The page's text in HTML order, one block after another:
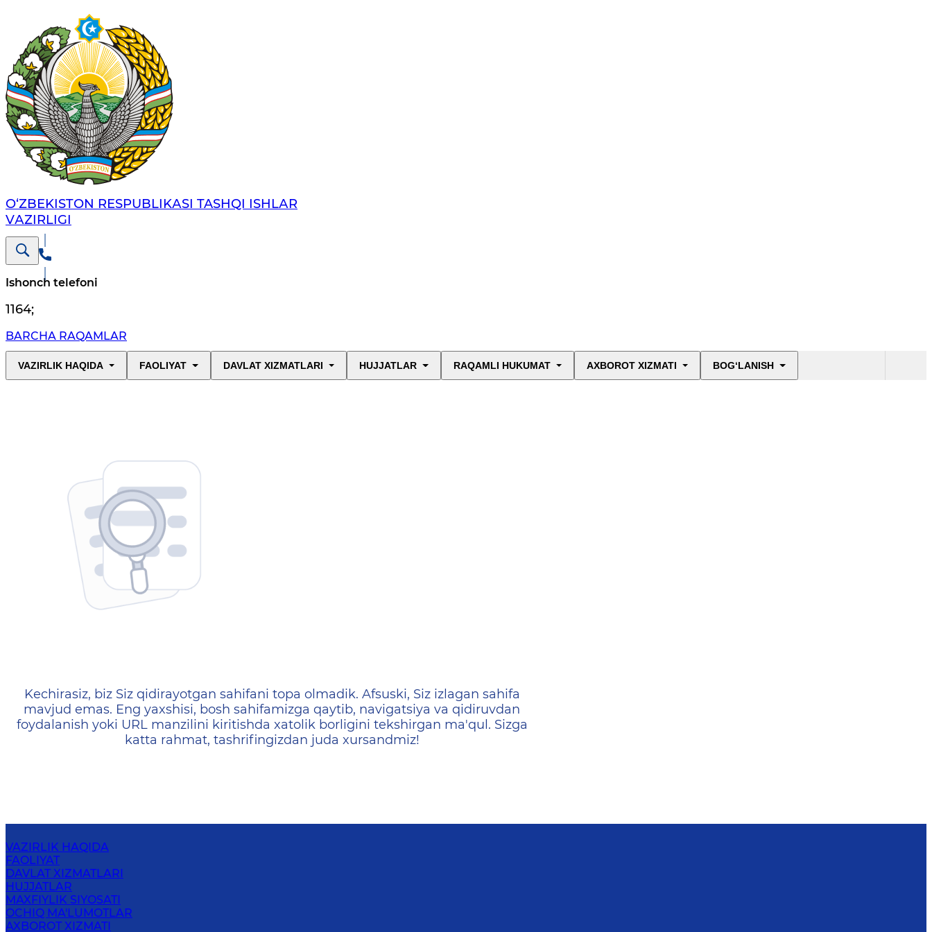
O‘ZBЕKISTОN RЕSPUBLIKАSI TASHQI ISHLАR
VАZIRLIGI
Ishonch telefoni
1164;
BARCHA RAQAMLAR
VAZIRLIK HAQIDA FAOLIYAT DAVLAT XIZMATLARI HUJJATLAR RAQAMLI HUKUMAT AXBOROT XIZMATI BOG‘LANISH
404 — Страница не найдена
Kechirasiz, biz Siz qidirayotgan sahifani topa olmadik. Afsuski, Siz izlagan sahifa
mavjud emas. Eng yaxshisi, bosh sahifamizga qaytib, navigatsiya va qidiruvdan
foydalanish yoki URL manzilini kiritishda xatolik borligini tekshirgan ma'qul. Sizga
katta rahmat, tashrifingizdan juda xursandmiz!
VAZIRLIK HAQIDA
FAOLIYAT
DAVLAT XIZMATLARI
HUJJATLAR
MAXFIYLIK SIYOSATI
OCHIQ MA'LUMOTLAR
AXBOROT XIZMATI